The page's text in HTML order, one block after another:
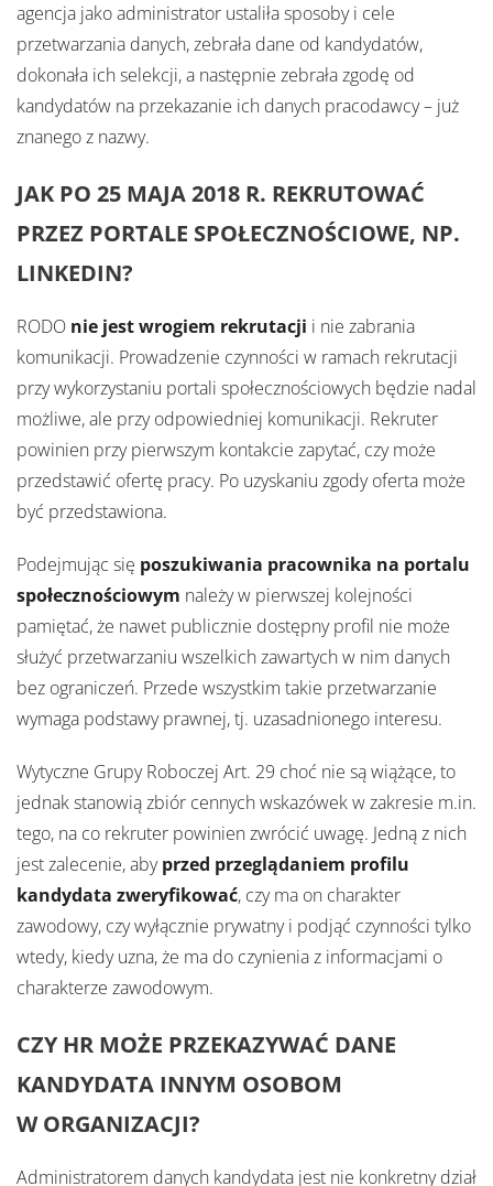
agencja jako administrator ustaliła sposoby i cele
przetwarzania danych, zebrała dane od kandydatów,
dokonała ich selekcji, a następnie zebrała zgodę od
kandydatów na przekazanie ich danych pracodawcy – już
znanego z nazwy.
JAK PO 25 MAJA 2018 R. REKRUTOWAĆ
PRZEZ PORTALE SPOŁECZNOŚCIOWE, NP.
LINKEDIN?
RODO nie jest wrogiem rekrutacji i nie zabrania
komunikacji. Prowadzenie czynności w ramach rekrutacji
przy wykorzystaniu portali społecznościowych będzie nadal
możliwe, ale przy odpowiedniej komunikacji. Rekruter
powinien przy pierwszym kontakcie zapytać, czy może
przedstawić ofertę pracy. Po uzyskaniu zgody oferta może
być przedstawiona.
Podejmując się poszukiwania pracownika na portalu
społecznościowym należy w pierwszej kolejności
pamiętać, że nawet publicznie dostępny profil nie może
służyć przetwarzaniu wszelkich zawartych w nim danych
bez ograniczeń. Przede wszystkim takie przetwarzanie
wymaga podstawy prawnej, tj. uzasadnionego interesu.
Wytyczne Grupy Roboczej Art. 29 choć nie są wiążące, to
jednak stanowią zbiór cennych wskazówek w zakresie m.in.
tego, na co rekruter powinien zwrócić uwagę. Jedną z nich
jest zalecenie, abyprzed przeglądaniem profilu
kandydata zweryfikować, czy ma on charakter
zawodowy, czy wyłącznie prywatny i podjąć czynności tylko
wtedy, kiedy uzna, że ma do czynienia z informacjami o
charakterze zawodowym.
CZY HR MOŻE PRZEKAZYWAĆ DANE
KANDYDATA INNYM OSOBOM
W ORGANIZACJI?
Administratorem danych kandydata jest nie konkretny dział